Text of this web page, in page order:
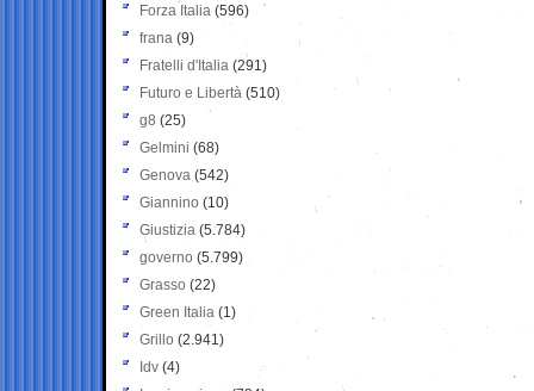
Forza Italia (596)
frana (9)
Fratelli d'Italia (291)
Futuro e Libertà (510)
g8 (25)
Gelmini (68)
Genova (542)
Giannino (10)
Giustizia (5.784)
governo (5.799)
Grasso (22)
Green Italia (1)
Grillo (2.941)
Idv (4)